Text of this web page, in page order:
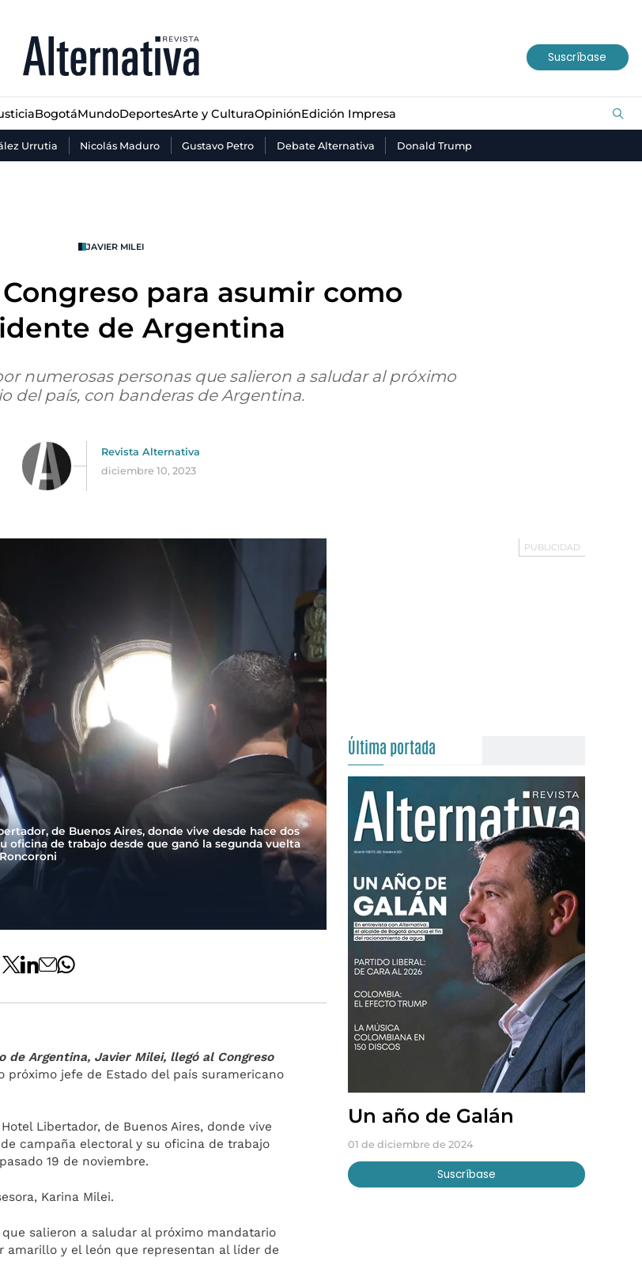
Suscríbase
BogotáMundoDeportesArte y CulturaOpiniónEdición Impresa
Urrutia Nicolás Maduro Gustavo Petro Debate Alternativa Donald Trump
BogotáMundo Deportes Arte y Cultura
JAVIER MILEI
para asumir como
de Argentina
numerosas personas que salieron a saludar al próximo
del país, con banderas de Argentina.
Revista Alternativa
diciembre 10, 2023
de Buenos Aires, donde vive desde hace dos
oficina de trabajo desde que ganó la segunda vuelta
de Argentina, Javier Milei, llegó al Congreso
próximo jefe de Estado del país suramericano
Libertador, de Buenos Aires, donde vive
campaña electoral y su oficina de trabajo
19 de noviembre.
Karina Milei.
salieron a saludar al próximo mandatario
amarillo y el león que representan al líder de
Última portada
Un año de Galán
01 de diciembre de 2024
Suscríbase